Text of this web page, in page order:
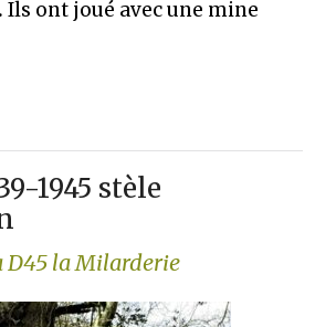
Ils ont joué avec une mine
1945 stèle
D45 la Milarderie